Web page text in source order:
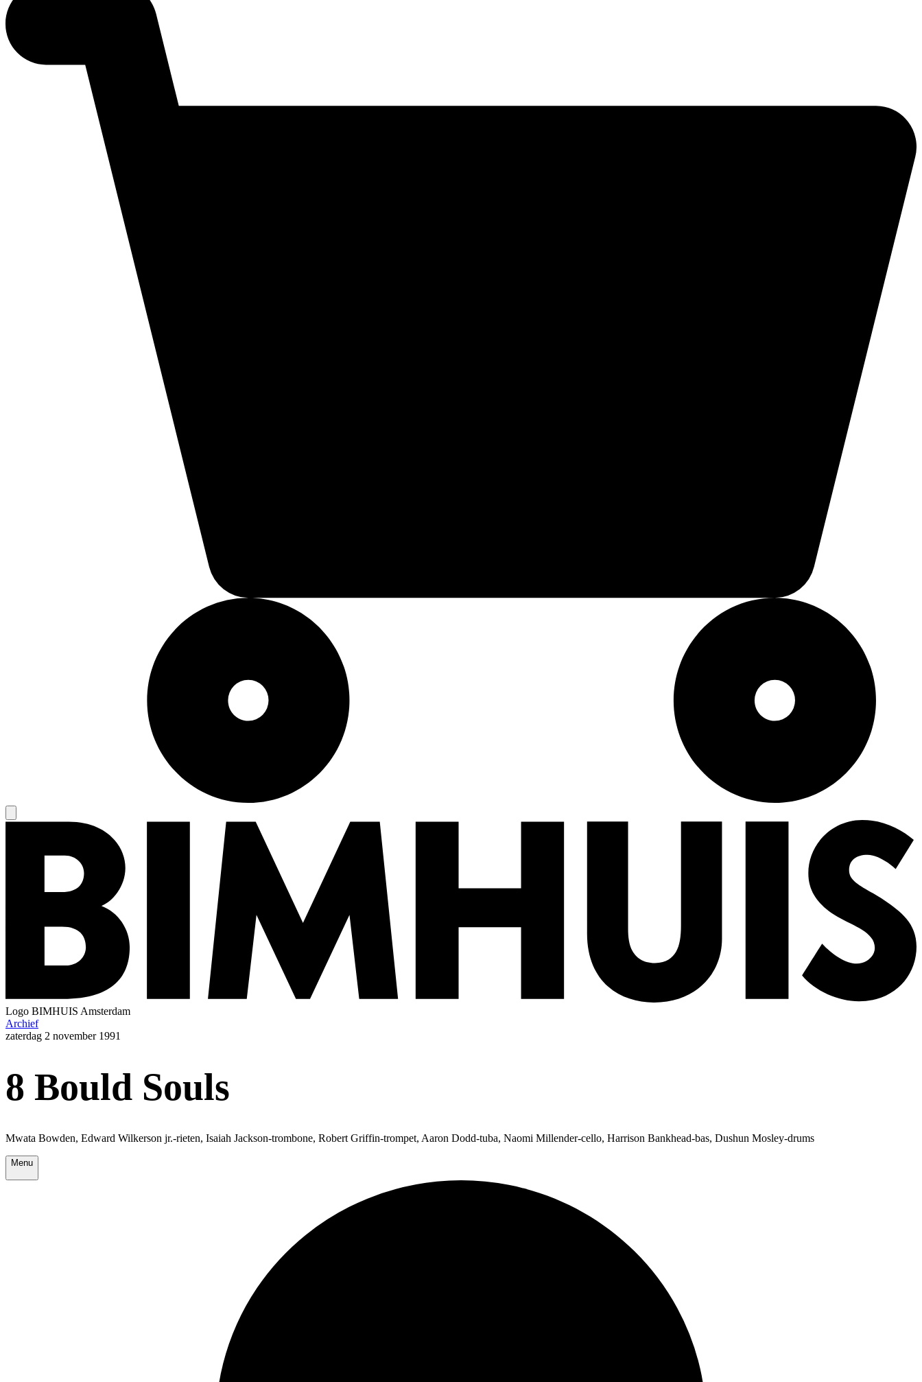
Logo BIMHUIS Amsterdam
Archief
zaterdag 2 november 1991
8 Bould Souls
Mwata Bowden, Edward Wilkerson jr.-rieten, Isaiah Jackson-trombone, Robert Griffin-trompet, Aaron Dodd-tuba, Naomi Millender-cello, Harrison Bankhead-bas, Dushun Mosley-drums
Menu